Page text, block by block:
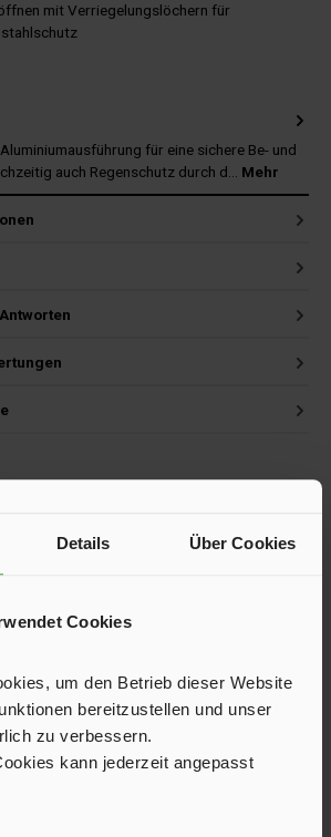
Details Über Cookies
Cookies
um den Betrieb dieser Website
bereitzustellen und unser
zu verbessern.
kann jederzeit angepasst
mit Verriegelungslöchern für
für eine sichere Be- und
auch Regenschutz durch d… Mehr
ebenfalls angesehen